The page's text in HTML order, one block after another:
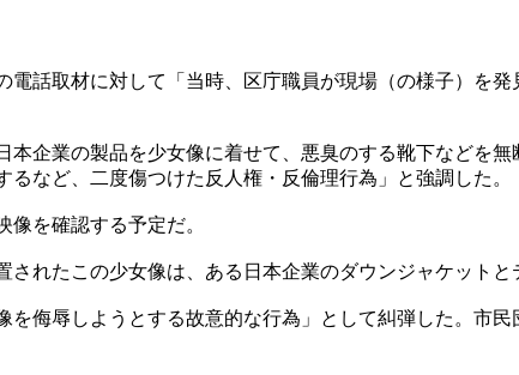
電話取材に対して「当時、区庁職員が現場（の様子）を
本企業の製品を少女像に着せて、悪臭のする靴下などを
など、二度傷つけた反人権・反倫理行為」と強調した。
を確認する予定だ。
されたこの少女像は、ある日本企業のダウンジャケット
を侮辱しようとする故意的な行為」として糾弾した。市